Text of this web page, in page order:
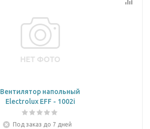
Вентилятор напольный
Electrolux EFF - 1002i
Под заказ до 7 дней